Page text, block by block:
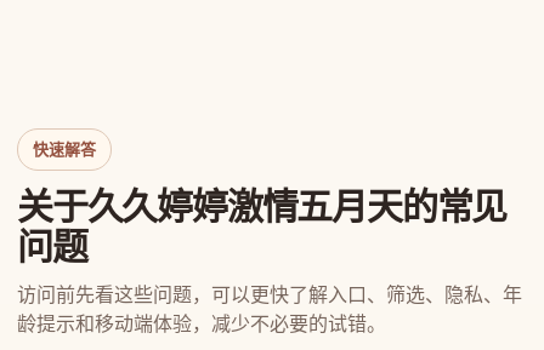
快速解答
关于久久婷婷激情五月天的常见
问题
访问前先看这些问题，可以更快了解入口、筛选、隐私、年
龄提示和移动端体验，减少不必要的试错。